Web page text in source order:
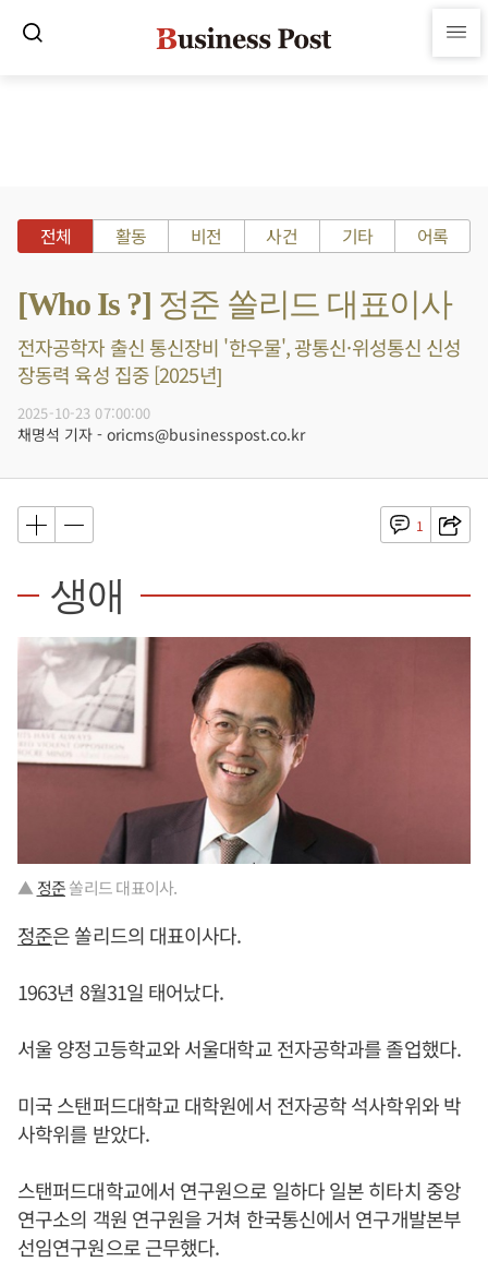
전체 활동 비전 사건 기타 어록
[Who Is ?] 정준 쏠리드 대표이사
전자공학자 출신 통신장비 '한우물', 광통신·위성통신 신성
장동력 육성 집중 [2025년]
2025-10-23 07:00:00
채명석 기자 - oricms@businesspost.co.kr
1
생애
▲ 정준쏠리드 대표이사.
정준은 쏠리드의 대표이사다.
1963년 8월31일 태어났다.
서울 양정고등학교와 서울대학교 전자공학과를 졸업했다.
미국 스탠퍼드대학교 대학원에서 전자공학 석사학위와 박
사학위를 받았다.
스탠퍼드대학교에서 연구원으로 일하다 일본 히타치 중앙
연구소의 객원 연구원을 거쳐 한국통신에서 연구개발본부
선임연구원으로 근무했다.